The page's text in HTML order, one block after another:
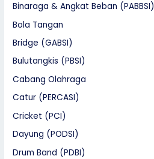
Binaraga & Angkat Beban (PABBSI)
Bola Tangan
Bridge (GABSI)
Bulutangkis (PBSI)
Cabang Olahraga
Catur (PERCASI)
Cricket (PCI)
Dayung (PODSI)
Drum Band (PDBI)